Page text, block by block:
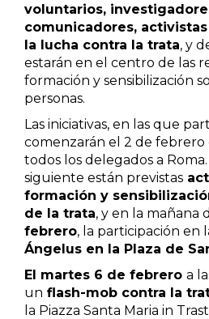
voluntarios,
comunicadores,
la lucha contra la trata, y
estarán en el centro de las
formación y sensibilización
personas.
Las iniciativas, en las que
comenzarán el 2 de febrero
todos los delegados a
siguiente están previstas
formación y
de la trata, y en la mañana
febrero, la participación en
Ángelus en la Plaza de
El martes 6 de febrero a
un flash-mob contra la
la Piazza Santa Maria in